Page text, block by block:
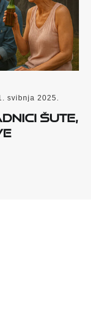
svibnja 2025.
šute,